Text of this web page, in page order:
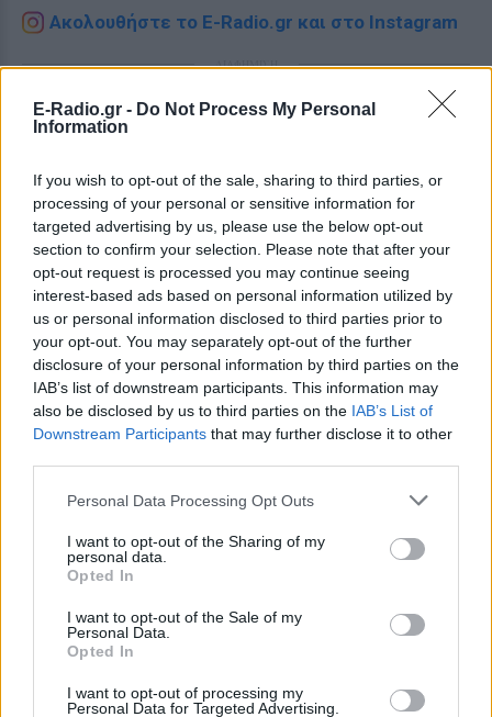
E-Radio.gr - Do Not Process My Personal
Information
If you wish to opt-out of the sale, sharing to third parties, or
processing of your personal or sensitive information for
targeted advertising by us, please use the below opt-out
section to confirm your selection. Please note that after your
opt-out request is processed you may continue seeing
interest-based ads based on personal information utilized by
us or personal information disclosed to third parties prior to
your opt-out. You may separately opt-out of the further
disclosure of your personal information by third parties on the
IAB’s list of downstream participants. This information may
also be disclosed by us to third parties on the IAB’s List of
Downstream Participants that may further disclose it to other
Personal Data Processing Opt Outs
I want to opt-out of the Sharing of my
personal data.
Opted In
I want to opt-out of the Sale of my
Personal Data.
Opted In
I want to opt-out of processing my
Personal Data for Targeted Advertising.
Ακολουθήστε το E-Radio.gr και στο Instagram
ΔΙΑΦΗΜΙΣΗ
ΣΤΗΝ ΙΔΙΑ ΚΑΤΗΓΟΡΙΑ
Εντοπίστηκε σήραγγα 40